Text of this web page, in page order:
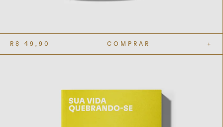
R$ 49,90 COMPRAR +